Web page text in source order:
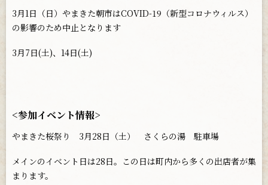
3月1日（日）やまきた朝市はCOVID-19（新型コロナウィルス）
の影響のため中止となります
3月7日(土)、14日(土)
<参加イベント情報>
やまきた桜祭り 3月28日（土） さくらの湯 駐車場
メインのイベント日は28日。この日は町内から多くの出店者が集
まります。